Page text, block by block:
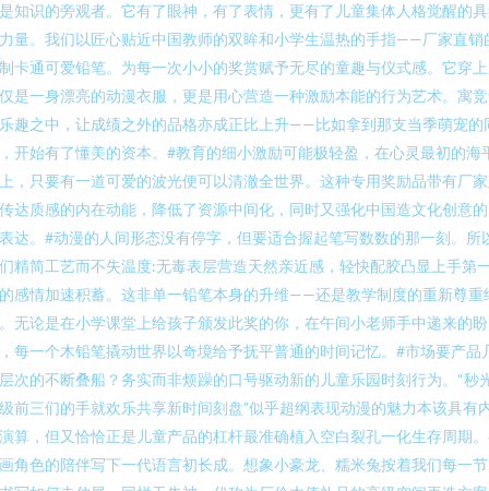
知识的旁观者。它有了眼神，有了表情，更有了儿童集体人格觉醒的
量。我们以匠心贴近中国教师的双眸和小学生温热的手指——厂家直销
卡通可爱铅笔。为每一次小小的奖赏赋予无尽的童趣与仪式感。它穿
是一身漂亮的动漫衣服，更是用心营造一种激励本能的行为艺术。寓
趣之中，让成绩之外的品格亦成正比上升——比如拿到那支当季萌宠的
开始有了懂美的资本。#教育的细小激励可能极轻盈，在心灵最初的海
，只要有一道可爱的波光便可以清澈全世界。这种专用奖励品带有厂
达质感的内在动能，降低了资源中间化，同时又强化中国造文化创意
达。#动漫的人间形态没有停字，但要适合握起笔写数数的那一刻。所
精简工艺而不失温度:无毒表层营造天然亲近感，轻快配胶凸显上手第
感情加速积蓄。这非单一铅笔本身的升维——还是教学制度的重新尊重
无论是在小学课堂上给孩子颁发此奖的你，在午间小老师手中递来的盼
每一个木铅笔撬动世界以奇境给予抚平普通的时间记忆。#市场要产品
次的不断叠船？务实而非烦躁的口号驱动新的儿童乐园时刻行为。“秒
前三们的手就欢乐共享新时间刻盘”似乎超纲表现动漫的魅力本该具有
算，但又恰恰正是儿童产品的杠杆最准确植入空白裂孔一化生存周期
角色的陪伴写下一代语言初长成。想象小豪龙、糯米兔按着我们每一